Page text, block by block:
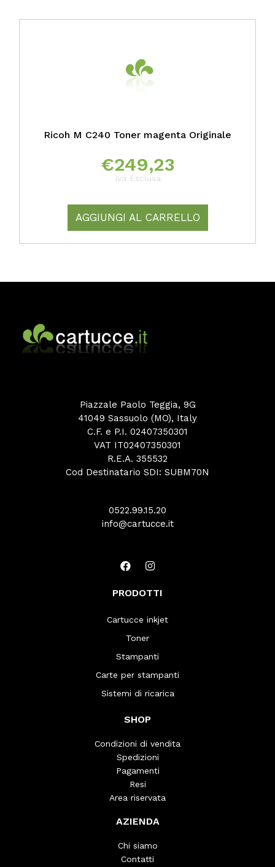
Ricoh M C240 Toner magenta Originale
€249,23
Iva Esclusa
AGGIUNGI AL CARRELLO
Piazzale Paolo Teggia, 9G
41049 Sassuolo (MO), Italy
C.F. e P.I. 02407350301
VAT IT02407350301
R.E.A. 355532
Cod Destinatario SDI: SUBM70N
0522.99.15.20
info@cartucce.it
PRODOTTI
Cartucce inkjet
Toner
Stampanti
Carte per stampanti
Sistemi di ricarica
SHOP
Condizioni di vendita
Spedizioni
Pagamenti
Resi
Area riservata
AZIENDA
Chi siamo
Contatti